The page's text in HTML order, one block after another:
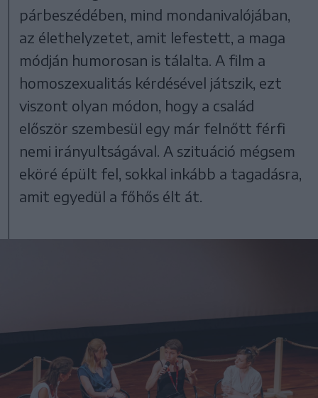
párbeszédében, mind mondanivalójában,
az élethelyzetet, amit lefestett, a maga
módján humorosan is tálalta. A film a
homoszexualitás kérdésével játszik, ezt
viszont olyan módon, hogy a család
először szembesül egy már felnőtt férfi
nemi irányultságával. A szituáció mégsem
eköré épült fel, sokkal inkább a tagadásra,
amit egyedül a főhős élt át.